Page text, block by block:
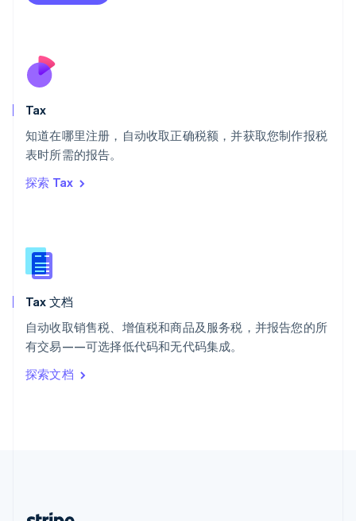
Tax
知道在哪里注册，自动收取正确税额，并获取您制作报税
表时所需的报告。
探索 Tax
Tax 文档
自动收取销售税、增值税和商品及服务税，并报告您的所
有交易——可选择低代码和无代码集成。
探索文档
瑞士
English
斯洛伐克
泰国
ไทยEnglish
English
English
新西兰
匈牙利
意大利
ItalianoEnglish
印度
English